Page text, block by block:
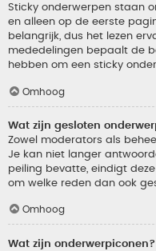
Sticky onderwerpen staan
en alleen op de eerste
belangrijk, dus het lezen
mededelingen bepaalt de
hebben om een sticky
Omhoog
Wat zijn gesloten
Zowel moderators als
Je kan niet langer
peiling bevatte, eindigt
om welke reden dan ook
Omhoog
Wat zijn onderwerpiconen?